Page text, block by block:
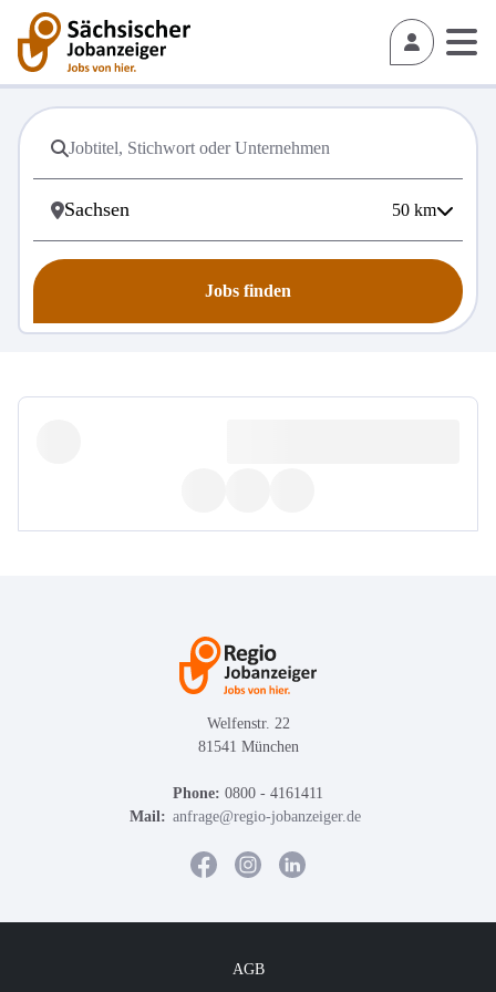
50 km
Jobs finden
Welfenstr. 22
81541 München
Phone: 0800 - 4161411
Mail: anfrage@regio-jobanzeiger.de
AGB